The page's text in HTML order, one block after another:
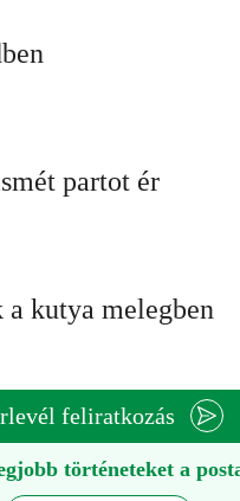
partot ér
kutya melegben
feliratkozás
történeteket a